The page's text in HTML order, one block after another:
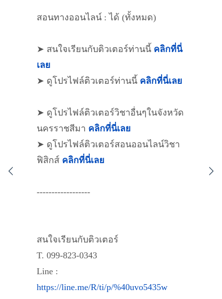
สอนทางออนไลน์ : ได้ (ทั้งหมด)
➤ สนใจเรียนกับติวเตอร์ท่านนี้ คลิกที่นี่
เลย
➤ ดูโปรไฟล์ติวเตอร์ท่านนี้ คลิกที่นี่เลย
➤ ดูโปรไฟล์ติวเตอร์วิชาอื่นๆในจังหวัด
นครราชสีมา คลิกที่นี่เลย
➤ ดูโปรไฟล์ติวเตอร์สอนออนไลน์วิชา
ฟิสิกส์ คลิกที่นี่เลย
------------------
สนใจเรียนกับติวเตอร์
T. 099-823-0343
Line :
https://line.me/R/ti/p/%40uvo5435w